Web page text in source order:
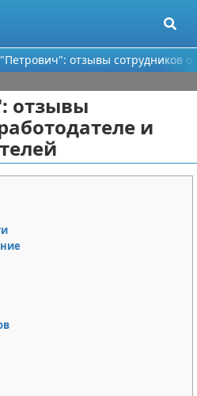
информации
отзывы сотрудников
отзывы
и